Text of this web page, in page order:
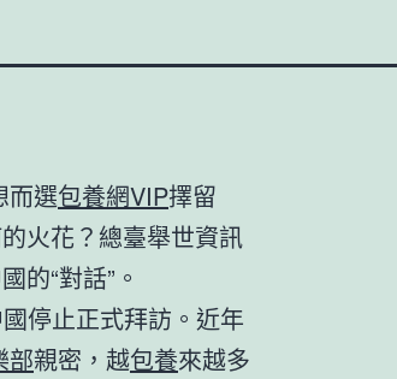
而選包養網VIP擇留
火花？總臺舉世資訊
的“對話”。
停止正式拜訪。近年
部親密，越包養來越多